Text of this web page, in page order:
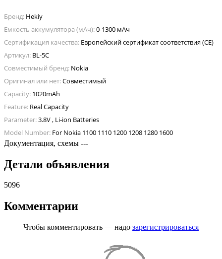
Бренд: Hekiy
Емкость аккумулятора (мАч):0-1300 мАч
Сертификация качества: Европейский сертификат соответствия (CE)
Артикул: BL-5C
Совместимый бренд: Nokia
Оригинал или нет:Совместимый
Capacity: 1020mAh
Feature: Real Capacity
Parameter:3.8V , Li-ion Batteries
Model Number: For Nokia 1100 1110 1200 1208 1280 1600
Документация, схемы ---
Детали объявления
5096
Комментарии
Чтобы комментировать — надо зарегистрироваться